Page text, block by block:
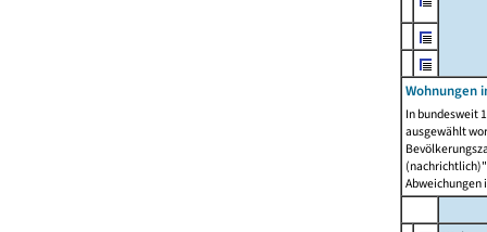
Wohnungen
In bundesweit
ausgewählt
Abweichungen